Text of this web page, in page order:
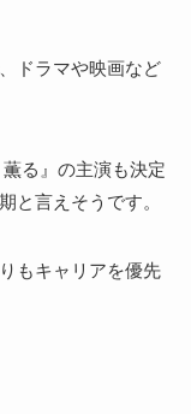
ドラマや映画など
る』の主演も決定
と言えそうです。
もキャリアを優先